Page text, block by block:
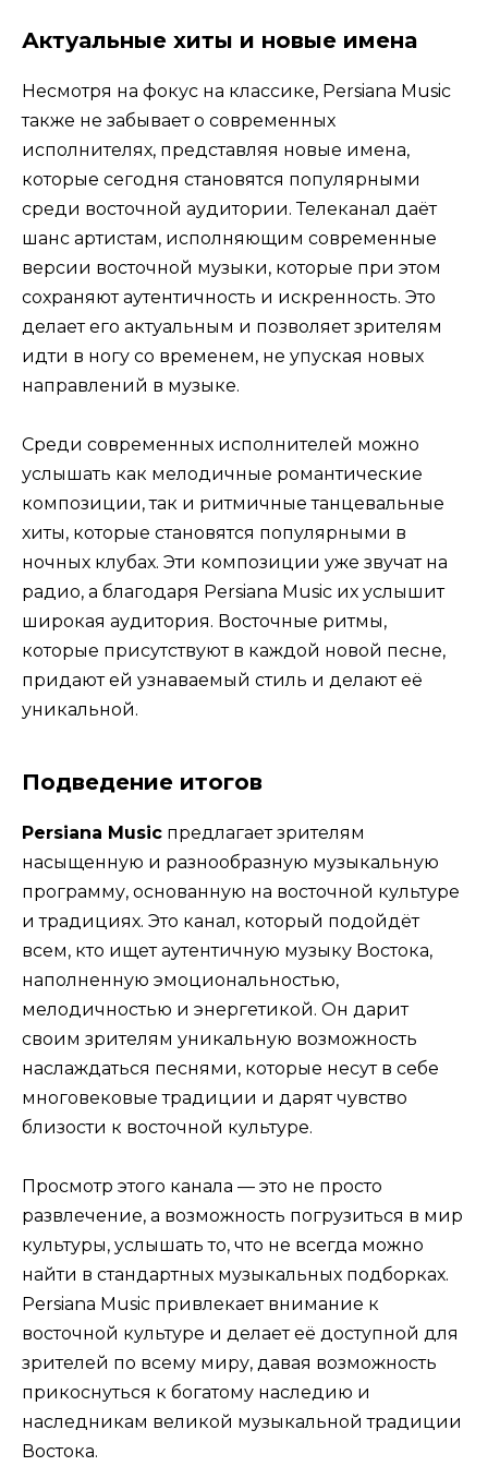
Актуальные хиты и новые имена
Несмотря на фокус на классике, Persiana Music
также не забывает о современных
исполнителях, представляя новые имена,
которые сегодня становятся популярными
среди восточной аудитории. Телеканал даёт
шанс артистам, исполняющим современные
версии восточной музыки, которые при этом
сохраняют аутентичность и искренность. Это
делает его актуальным и позволяет зрителям
идти в ногу со временем, не упуская новых
направлений в музыке.
Среди современных исполнителей можно
услышать как мелодичные романтические
композиции, так и ритмичные танцевальные
хиты, которые становятся популярными в
ночных клубах. Эти композиции уже звучат на
радио, а благодаря Persiana Music их услышит
широкая аудитория. Восточные ритмы,
которые присутствуют в каждой новой песне,
придают ей узнаваемый стиль и делают её
уникальной.
Подведение итогов
Persiana Music предлагает зрителям
насыщенную и разнообразную музыкальную
программу, основанную на восточной культуре
и традициях. Это канал, который подойдёт
всем, кто ищет аутентичную музыку Востока,
наполненную эмоциональностью,
мелодичностью и энергетикой. Он дарит
своим зрителям уникальную возможность
наслаждаться песнями, которые несут в себе
многовековые традиции и дарят чувство
близости к восточной культуре.
Просмотр этого канала — это не просто
развлечение, а возможность погрузиться в мир
культуры, услышать то, что не всегда можно
найти в стандартных музыкальных подборках.
Persiana Music привлекает внимание к
восточной культуре и делает её доступной для
зрителей по всему миру, давая возможность
прикоснуться к богатому наследию и
наследникам великой музыкальной традиции
Востока.